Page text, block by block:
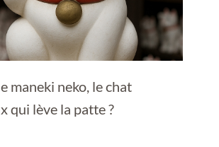
maneki neko, le chat
qui lève la patte ?